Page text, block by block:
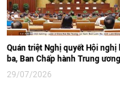
Quán triệt Nghị quyết Hội nghị
ba, Ban Chấp hành Trung
29/07/2026